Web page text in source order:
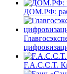
ДОМ.РФ:
F.A.C.C.T.